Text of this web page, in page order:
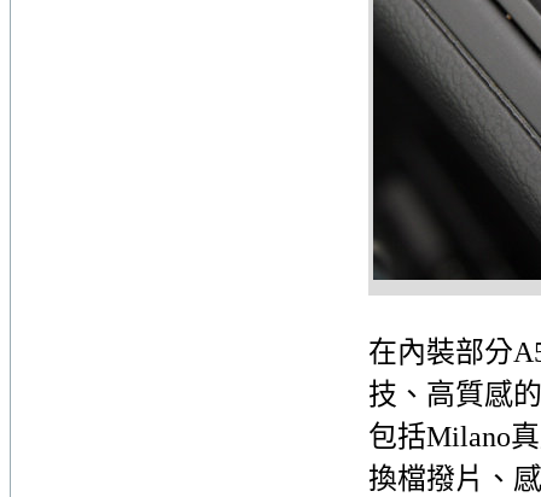
在內裝部分
技、高質感
包括Milano
換檔撥片、